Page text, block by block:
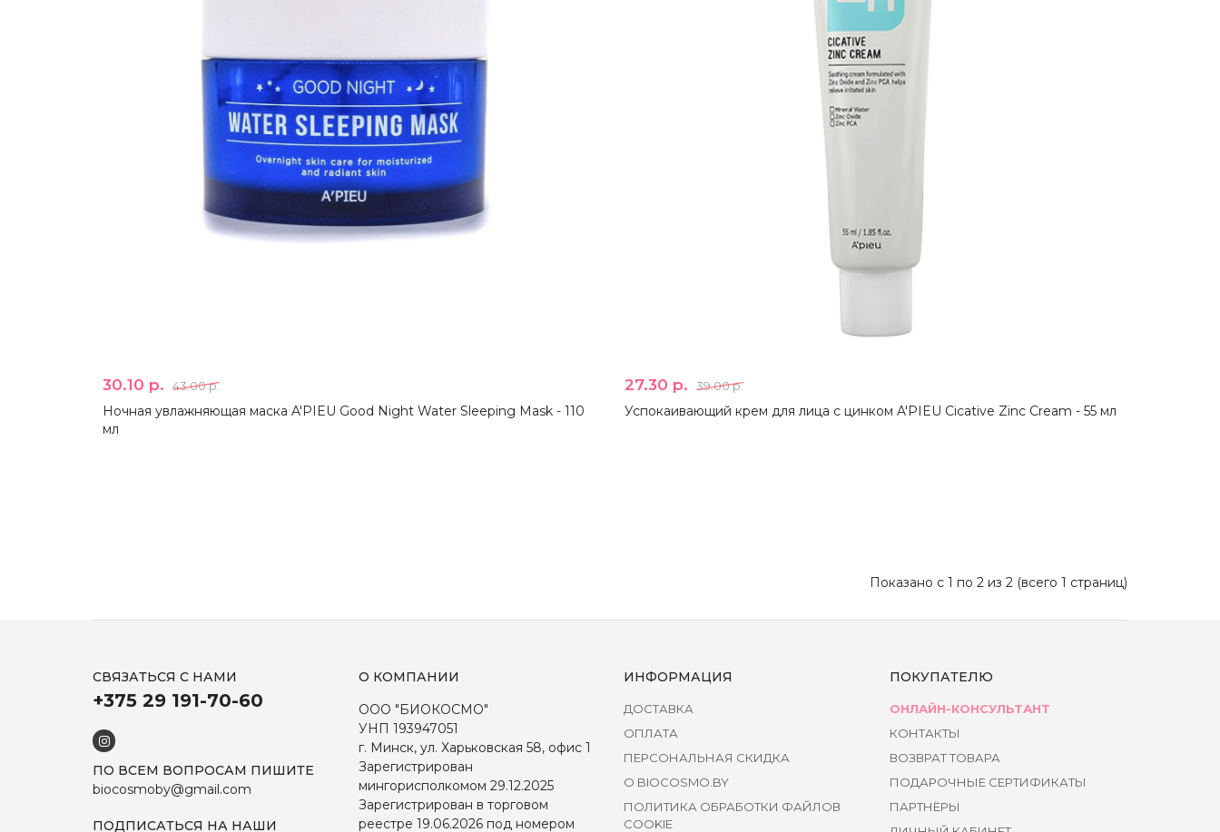
30.10 р. 43.00 р.
Ночная увлажняющая маска A'PIEU Good Night Water Sleeping Mask - 110
мл
27.30 р. 39.00 р.
Успокаивающий крем для лица с цинком A'PIEU Cicative Zinc Cream - 55 мл
Показано с 1 по 2 из 2 (всего 1 страниц)
СВЯЗАТЬСЯ С НАМИ
+375 29 191-70-60
ПО ВСЕМ ВОПРОСАМ ПИШИТЕ
biocosmoby@gmail.com
ПОДПИСАТЬСЯ НА НАШИ
О КОМПАНИИ
ООО "БИОКОСМО"
УНП 193947051
г. Минск, ул. Харьковская 58, офис 1
Зарегистрирован
мингорисполкомом 29.12.2025
Зарегистрирован в торговом
реестре 19.06.2026 под номером
ИНФОРМАЦИЯ
ДОСТАВКА
ОПЛАТА
ПЕРСОНАЛЬНАЯ СКИДКА
О BIOCOSMO.BY
ПОЛИТИКА ОБРАБОТКИ ФАЙЛОВ
COOKIE
ПОКУПАТЕЛЮ
ОНЛАЙН-КОНСУЛЬТАНТ
КОНТАКТЫ
ВОЗВРАТ ТОВАРА
ПОДАРОЧНЫЕ СЕРТИФИКАТЫ
ПАРТНЁРЫ